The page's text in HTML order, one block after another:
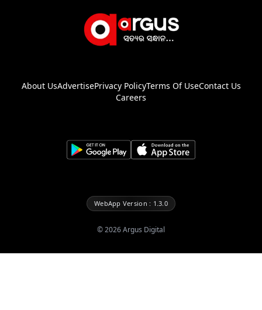
About UsAdvertisePrivacy PolicyTerms Of UseContact Us
Careers
WebApp Version : 1.3.0
©2026Argus Digital